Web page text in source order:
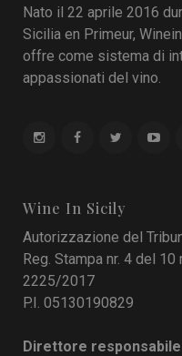
Nato il 22 aprile 2016
Sicilia en Primeur,
offre come sistema di
appassionati del vino.
Wine In Sicily
Autorizzazione del
Reg. Stampa nr. 4 del 10
2225/2017
P.I. 05130190829
Direttore